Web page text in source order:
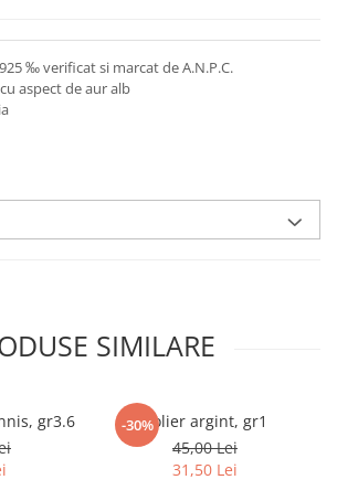
‰ verificat si marcat de A.N.P.C.
aspect de aur alb
SIMILARE
gr3.6
-30%Colier argint, gr1
45,00 Lei
31,50 Lei